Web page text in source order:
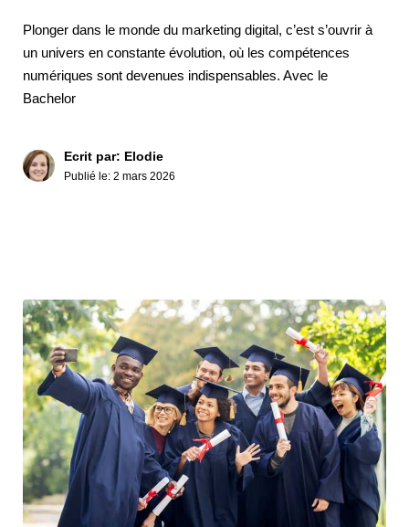
Plonger dans le monde du marketing digital, c’est s’ouvrir à
un univers en constante évolution, où les compétences
numériques sont devenues indispensables. Avec le
Bachelor
Ecrit par: Elodie
Publié le: 2 mars 2026